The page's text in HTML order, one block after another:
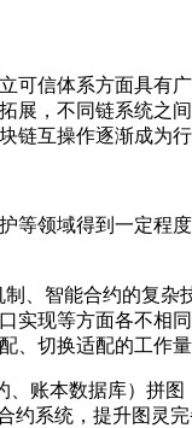
信体系方面具有
，不同链系统之
链互操作逐渐成为行
等领域得到一定程
、智能合约的复
现等方面各不相
、切换适配的工作量
账本数据库）拼图
约系统，提升图灵